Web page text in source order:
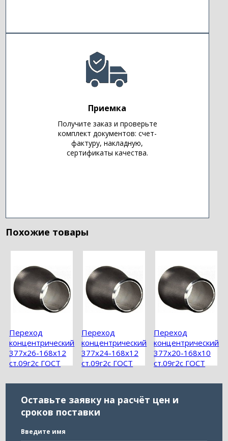
Приемка
Получите заказ и проверьте
комплект документов: счет-
фактуру, накладную,
сертификаты качества.
Похожие товары
Переход
концентрический
377х26-168х12
ст.09г2с ГОСТ
Переход
концентрический
377х24-168х12
ст.09г2с ГОСТ
Переход
концентрический
377х20-168х10
ст.09г2с ГОСТ
Оставьте заявку на расчёт цен и
сроков поставки
Введите имя